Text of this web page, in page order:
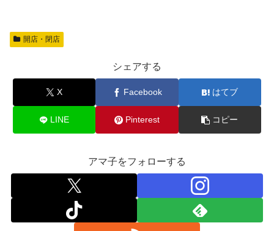
c
e
o
o
k
st
o
o
n
開店・閉店
シェアする
X Facebook はてブ
LINE Pinterest コピー
アマ子をフォローする